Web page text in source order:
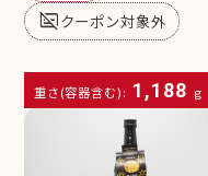
subtitles_offクーポン対象外
重さ(容器含む): 1,188 g